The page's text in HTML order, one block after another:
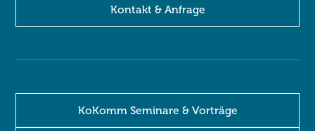
Kontakt & Anfrage
KoKomm Seminare & Vorträge